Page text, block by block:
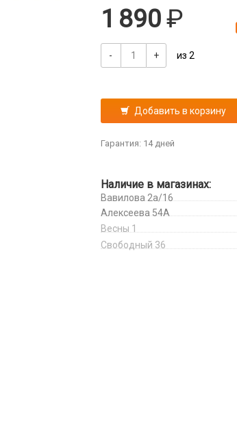
1 890
- + из 2
Добавить в корзину
Гарантия: 14 дней
Наличие в магазинах:
Вавилова 2а/16
Алексеева 54А
Весны 1
Свободный 36